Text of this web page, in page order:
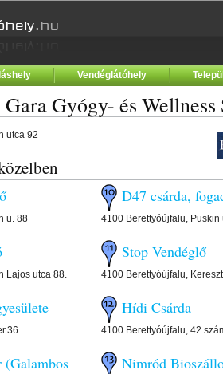
Vendéglátóhely
Gyógy- és Wellness
utca 92
u. 88
Lajos utca 88.
(Galambos
D47 csárda,
4100 Berettyóújfalu, Puskin
Stop Vendéglő
4100 Berettyóújfalu,
Hídi Csárda
4100 Berettyóújfalu,
Nimród